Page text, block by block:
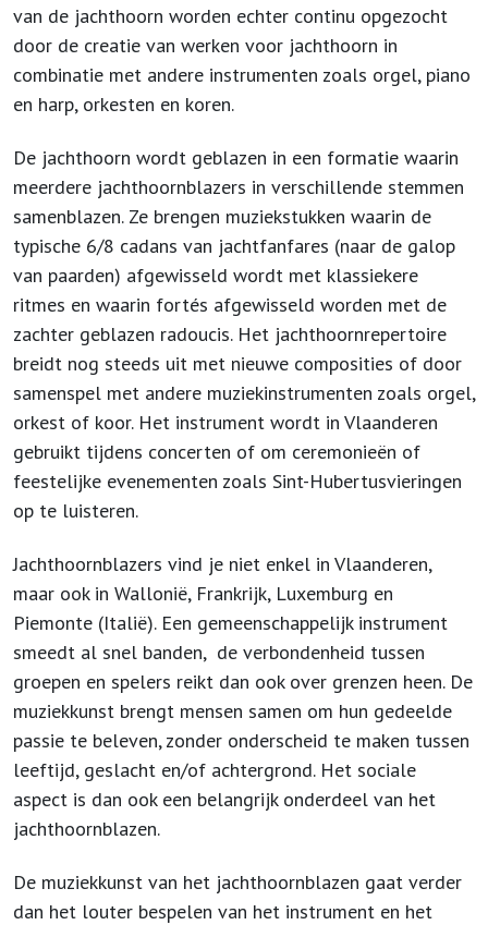
van de jachthoorn worden echter continu opgezocht
door de creatie van werken voor jachthoorn in
combinatie met andere instrumenten zoals orgel, piano
en harp, orkesten en koren.
De jachthoorn wordt geblazen in een formatie waarin
meerdere jachthoornblazers in verschillende stemmen
samenblazen. Ze brengen muziekstukken waarin de
typische 6/8 cadans van jachtfanfares (naar de galop
van paarden) afgewisseld wordt met klassiekere
ritmes en waarin fortés afgewisseld worden met de
zachter geblazen radoucis. Het jachthoornrepertoire
breidt nog steeds uit met nieuwe composities of door
samenspel met andere muziekinstrumenten zoals orgel,
orkest of koor. Het instrument wordt in Vlaanderen
gebruikt tijdens concerten of om ceremonieën of
feestelijke evenementen zoals Sint-Hubertusvieringen
op te luisteren.
Jachthoornblazers vind je niet enkel in Vlaanderen,
maar ook in Wallonië, Frankrijk, Luxemburg en
Piemonte (Italië). Een gemeenschappelijk instrument
smeedt al snel banden, de verbondenheid tussen
groepen en spelers reikt dan ook over grenzen heen. De
muziekkunst brengt mensen samen om hun gedeelde
passie te beleven, zonder onderscheid te maken tussen
leeftijd, geslacht en/of achtergrond. Het sociale
aspect is dan ook een belangrijk onderdeel van het
jachthoornblazen.
De muziekkunst van het jachthoornblazen gaat verder
dan het louter bespelen van het instrument en het